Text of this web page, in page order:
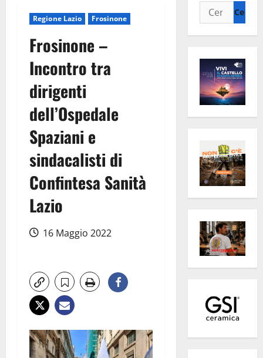
Regione Lazio Frosinone
Frosinone –
Incontro tra
dirigenti
dell’Ospedale
Spaziani e
sindacalisti di
Confintesa Sanità
Lazio
16 Maggio 2022
Ricerca
per: